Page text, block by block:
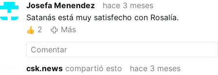
Josefa Menendez
hace 3 meses
Satanás está muy satisfecho con Rosalía.
2
Más
csk.news compartió esto
hace 3 meses